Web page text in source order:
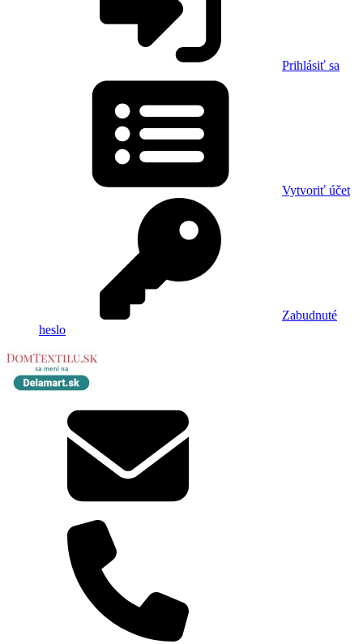
Prihlásiť sa
Vytvoriť účet
Zabudnuté
heslo